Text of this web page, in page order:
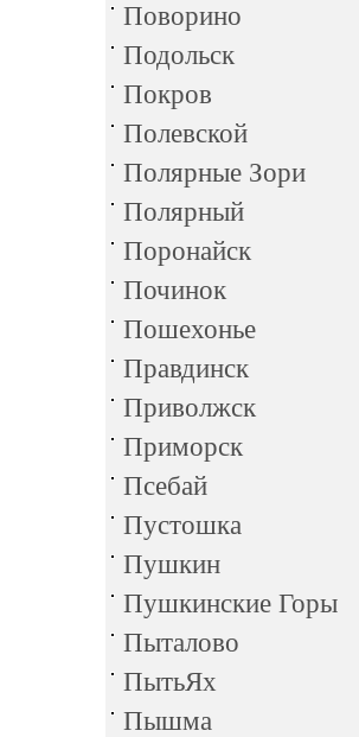
Поворино
Подольск
Покров
Полевской
Полярные Зори
Полярный
Поронайск
Починок
Пошехонье
Правдинск
Приволжск
Приморск
Псебай
Пустошка
Пушкин
Пушкинские Горы
Пыталово
ПытьЯх
Пышма